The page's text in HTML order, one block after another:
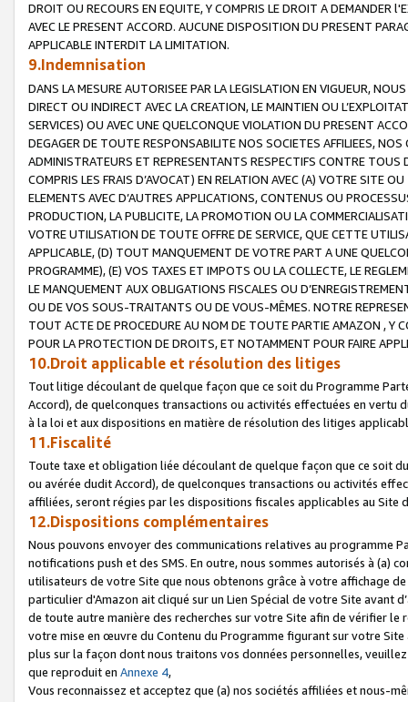
DROIT OU RECOURS EN EQUITE, Y COMPRIS LE DROIT A DEMANDER
AVEC LE PRESENT ACCORD. AUCUNE DISPOSITION DU PRESENT
APPLICABLE INTERDIT LA LIMITATION.
9.Indemnisation
DANS LA MESURE AUTORISEE PAR LA LEGISLATION EN VIGUEUR,
DIRECT OU INDIRECT AVEC LA CREATION, LE MAINTIEN OU
SERVICES) OU AVEC UNE QUELCONQUE VIOLATION DU PRESENT
DEGAGER DE TOUTE RESPONSABILITE NOS SOCIETES AFFILIEES,
ADMINISTRATEURS ET REPRESENTANTS RESPECTIFS CONTRE
COMPRIS LES FRAIS D’AVOCAT) EN RELATION AVEC (A) VOTRE SITE
ELEMENTS AVEC D’AUTRES APPLICATIONS, CONTENUS OU
PRODUCTION, LA PUBLICITE, LA PROMOTION OU LA
VOTRE UTILISATION DE TOUTE OFFRE DE SERVICE, QUE CETTE
APPLICABLE, (D) TOUT MANQUEMENT DE VOTRE PART A UNE
PROGRAMME), (E) VOS TAXES ET IMPOTS OU LA COLLECTE, LE
LE MANQUEMENT AUX OBLIGATIONS FISCALES OU
OU DE VOS SOUS-TRAITANTS OU DE VOUS-MÊMES. NOTRE
TOUT ACTE DE PROCEDURE AU NOM DE TOUTE PARTIE AMAZON , Y
POUR LA PROTECTION DE DROITS, ET NOTAMMENT POUR FAIRE
10.Droit applicable et résolution des litiges
Tout litige découlant de quelque façon que ce soit du Programme
Accord), de quelconques transactions ou activités effectuées en vertu
à la loi et aux dispositions en matière de résolution des litiges
11.Fiscalité
Toute taxe et obligation liée découlant de quelque façon que ce soit
ou avérée dudit Accord), de quelconques transactions ou activités
affiliées, seront régies par les dispositions fiscales applicables au Site
12.Dispositions complémentaires
Nous pouvons envoyer des communications relatives au programme
notifications push et des SMS. En outre, nous sommes autorisés à
utilisateurs de votre Site que nous obtenons grâce à votre affichage
particulier d'Amazon ait cliqué sur un Lien Spécial de votre Site avant
de toute autre manière des recherches sur votre Site afin de vérifier
votre mise en œuvre du Contenu du Programme figurant sur votre
plus sur la façon dont nous traitons vos données personnelles,
que reproduit en Annexe 4,
Vous reconnaissez et acceptez que (a) nos sociétés affiliées et nous-